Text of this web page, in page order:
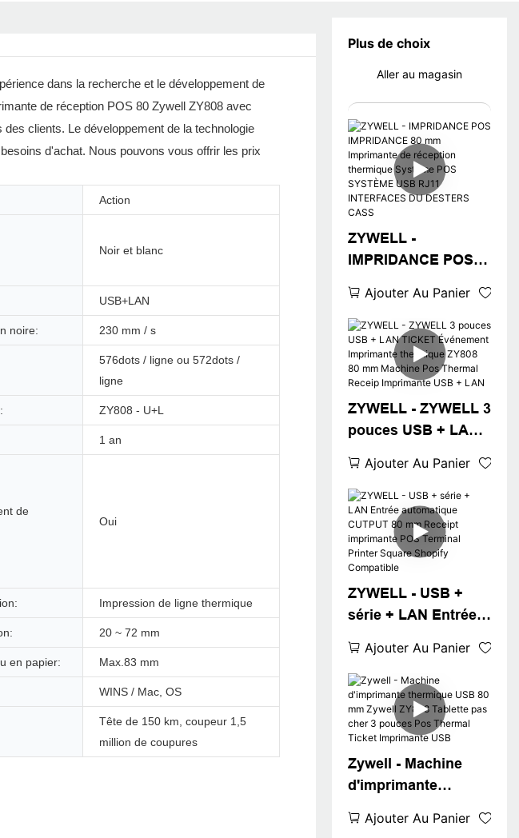
Plus de choix
Aller au magasin
ZYWELL -
IMPRIDANCE POS
Imprimante de
réception thermique
Système POS
SYSTÈME USB RJ11
INTERFACES DU
DESTERS CASS
Ajouter Au Panier
ZYWELL - ZYWELL 3
pouces USB + LAN
Imprimante
thermique ZY808 80
mm Machine Pos
Thermal Receip
Imprimante USB +
Ajouter Au Panier
ZYWELL - USB +
série + LAN Entrée
CUTPUT 80 mm
Receipt imprimante
POS Terminal
Printer Square
Shopify Compatible
Ajouter Au Panier
Zywell - Machine
d'imprimante
mm Zywell ZY808
Ajouter Au Panier
dans la recherche et le développement de
de réception POS 80 Zywell ZY808 avec
clients. Le développement de la technologie
d'achat. Nous pouvons vous offrir les prix
Action
Noir et blanc
USB+LAN
noire: 230 mm / s
576dots / ligne ou 572dots /
ligne
ZY808 - U+L
1 an
de
Oui
Impression de ligne thermique
20 ~ 72 mm
en papier: Max.83 mm
WINS / Mac, OS
Tête de 150 km, coupeur 1,5
million de coupures